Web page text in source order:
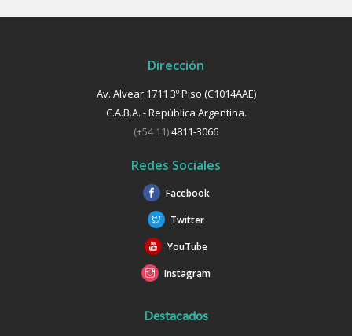
Dirección
Av. Alvear 1711 3º Piso (C1014AAE)
C.A.B.A. - República Argentina.
(+54 11)4811-3066
Redes Sociales
Facebook
Twitter
YouTube
Instagram
Destacados